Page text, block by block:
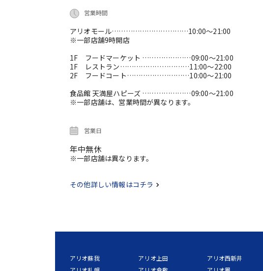
営業時間
アリオモール……………………………10:00～21:00
※一部店舗9時開店
1F フードマーケット …………………09:00～21:00
1F レストラン…………………………11:00～22:00
2F フードコート………………………10:00～21:00
食品館 天満屋ハピーズ …………………09:00～21:00
※一部店舗は、営業時間が異なります。
営業日
年中無休
※一部店舗は異なります。
その他詳しい情報はコチラ
アリオ蘇我
アリオ上田
アリオ西新井